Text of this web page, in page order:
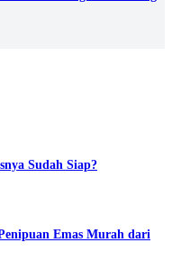
Sudah Siap?
Emas Murah dari